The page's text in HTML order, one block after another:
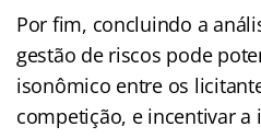
Por fim, concluindo a
gestão de riscos pode
isonômico entre os
competição, e incentivar a